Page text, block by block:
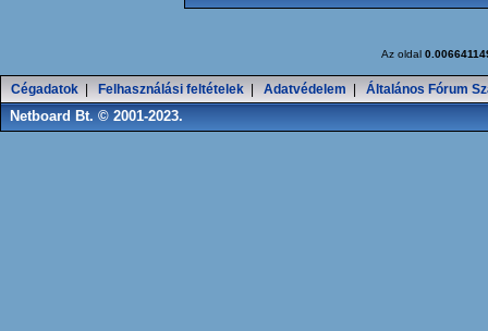
Az oldal
Cégadatok Felhasználási feltételek Adatvédelem Általános Fórum
Netboard Bt. © 2001-2023.